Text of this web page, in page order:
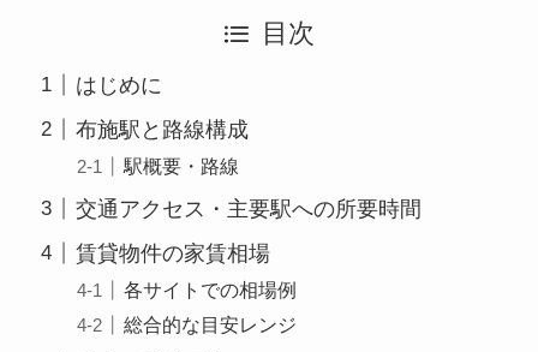
目次
はじめに
布施駅と路線構成
駅概要・路線
交通アクセス・主要駅への所要時間
賃貸物件の家賃相場
各サイトでの相場例
総合的な目安レンジ